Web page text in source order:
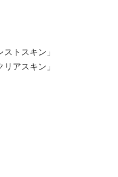
トスキン」
アスキン」